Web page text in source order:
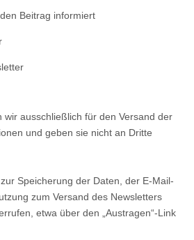
Beitrag informiert
wir ausschließlich für den Versand der
und geben sie nicht an Dritte
Speicherung der Daten, der E-Mail-
zum Versand des Newsletters
etwa über den „Austragen“-Link